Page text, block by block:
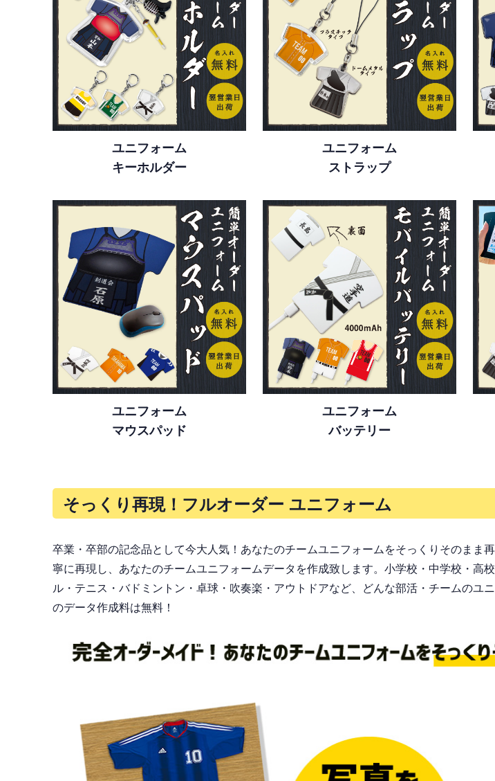
ユニフォーム
キーホルダー
ユニフォーム
ストラップ
ユニフォーム
マウスパッド
ユニフォーム
バッテリー
そっくり再現！フルオーダー ユニフォーム
卒業・卒部の記念品として今大人気！あなたのチームユニフォームをそっくりそのま
寧に再現し、あなたのチームユニフォームデータを作成致します。小学校・中学校・
ル・テニス・バドミントン・卓球・吹奏楽・アウトドアなど、どんな部活・チームの
のデータ作成料は無料！